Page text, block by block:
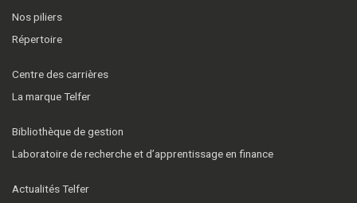
Nos piliers
Répertoire
Centre des carrières
La marque Telfer
Bibliothèque de gestion
Laboratoire de recherche et d’apprentissage en finance
Actualités Telfer